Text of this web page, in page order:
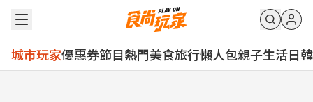
城市玩家優惠券節目熱門美食旅行懶人包親子生活日韓